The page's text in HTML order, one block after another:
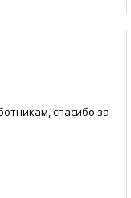
спасибо за